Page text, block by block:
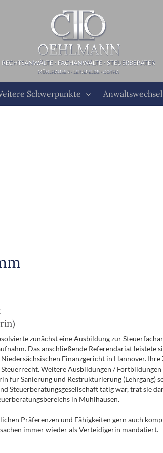
Schwerpunkte Anwaltswechsel
zunächst eine Ausbildung zur
Das anschließende Referendariat leistete
Finanzgericht in Hannover.
Weitere Ausbildungen /
für Sanierung und Restrukturierung (Lehrgang)
Steuerberatungsgesellschaft tätig war, trat sie
in Mühlhausen.
Präferenzen und Fähigkeiten gern auch
immer wieder als Verteidigerin mandatiert.